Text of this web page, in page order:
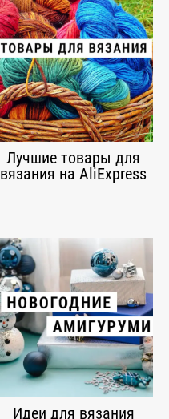
Лучшие товары для
вязания на AliExpress
Идеи для вязания